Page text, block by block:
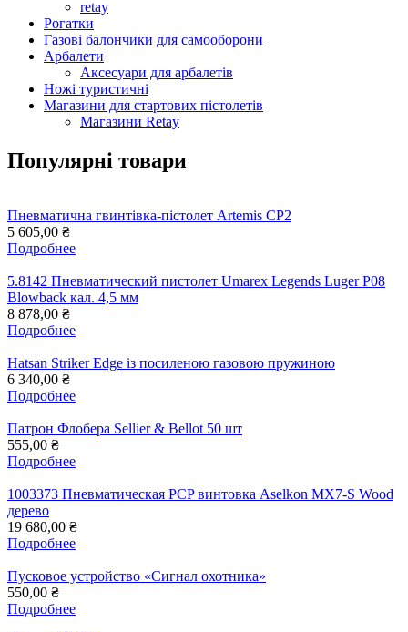
retay
Рогатки
Газові балончики для самооборони
Арбалети
Аксесуари для арбалетів
Ножі туристичні
Магазини для стартових пістолетів
Магазини Retay
Популярні товари
Пневматична гвинтівка-пістолет Artemis CP2
5 605,00 ₴
Подробнее
5.8142 Пневматический пистолет Umarex Legends Luger P08
Blowback кал. 4,5 мм
8 878,00 ₴
Подробнее
Hatsan Striker Edge із посиленою газовою пружиною
6 340,00 ₴
Подробнее
Патрон Флобера Sellier & Bellot 50 шт
555,00 ₴
Подробнее
1003373 Пневматическая PCP винтовка Aselkon MX7-S Wood
дерево
19 680,00 ₴
Подробнее
Пусковое устройство «Сигнал охотника»
550,00 ₴
Подробнее